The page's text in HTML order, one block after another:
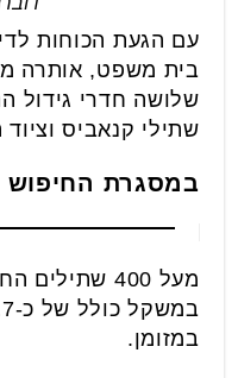
עם הגעת הכוחות
בית משפט, אותרה
שלושה חדרי גידול
שתילי קנאביס
במסגרת החיפוש
מעל 400
במזומן.